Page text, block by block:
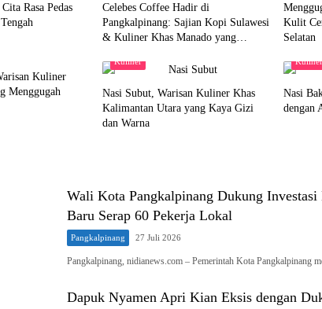
Rasa Pedas
Celebes Coffee Hadir di
Pangkalpinang: Sajian Kopi Sulawesi
& Kuliner Khas Manado yang
Kulit
Selatan
Kuliner
Menggugah
Kuliner
Nasi Subut, Warisan Kuliner Khas
Kalimantan Utara yang Kaya Gizi
dan Warna
Kuliner
Nasi
dengan
Wali Kota Pangkalpinang Dukung Investasi
Baru Serap 60 Pekerja Lokal
Pangkalpinang 27 Juli 2026
Pangkalpinang, nidianews.com – Pemerintah Kota Pangkalpinang
Dapuk Nyamen Apri Kian Eksis dengan